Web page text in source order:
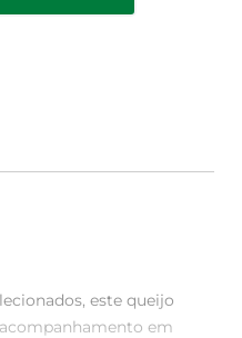
este queijo
em